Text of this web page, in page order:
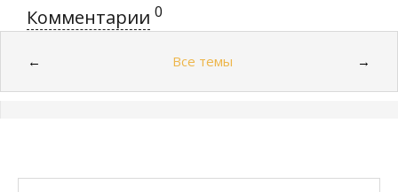
Комментарии 0
← Все темы →